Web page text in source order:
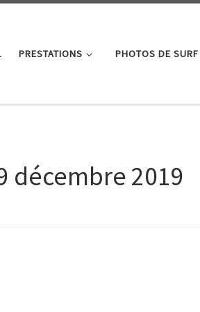
PRESTATIONS PHOTOS DE SURF
décembre 2019